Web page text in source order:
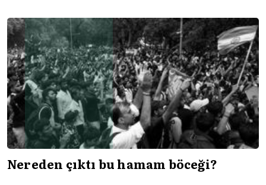
Nereden çıktı bu hamam böceği?